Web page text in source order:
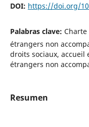
DOI: https://doi.org/
Palabras clave:
étrangers non
droits sociaux, accueil
étrangers non
Resumen